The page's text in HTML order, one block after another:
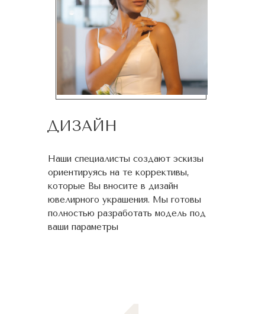
ДИЗАЙН
Наши специалисты создают эскизы
ориентируясь на те коррективы,
которые Вы вносите в дизайн
ювелирного украшения. Мы готовы
полностью разработать модель под
ваши параметры